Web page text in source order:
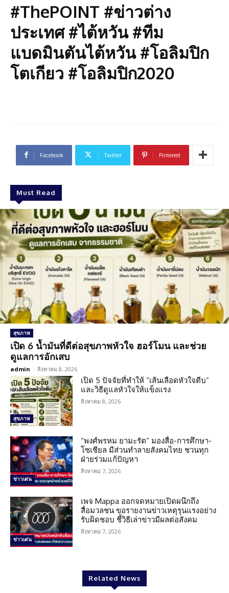
#ThePOINT #ข่าวต่าง
ประเทศ #ไต้หวัน #ทีม
แบดมินตันไต้หวัน #โอลิมปิก
โตเกียว #โอลิมปิก2020
Facebook Twitter Pinterest
Must Read
สุขภาพ
เปิด 6 น้ำมันที่ดีต่อสุขภาพหัวใจ ฮอร์โมน และช่วย
ดูแลการอักเสบ
admin - สิงหาคม 8, 2026
สุขภาพ
เปิด 5 ปัจจัยที่ทำให้ “เส้นเลือดหัวใจตีบ”
และวิธีดูแลหัวใจให้แข็งแรง
สิงหาคม 8, 2026
ข่าวเด่น
“พงศ์พรหม ยามะรัต” มองสื่อ-การศึกษา-
โซเชียล มีส่วนทำลายสังคมไทย ชวนทุก
ฝ่ายร่วมแก้ปัญหา
สิงหาคม 7, 2026
ข่าวเด่น
เพจ Mappa ออกจดหมายเปิดผนึกถึง
สื่อมวลชน ขอรายงานข่าวเหตุรุนแรงอย่าง
รับผิดชอบ ชี้วิธีเล่าข่าวมีผลต่อสังคม
สิงหาคม 7, 2026
Related News